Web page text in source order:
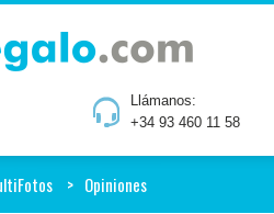
Llámanos:
+34 93 460 11 58
Opiniones